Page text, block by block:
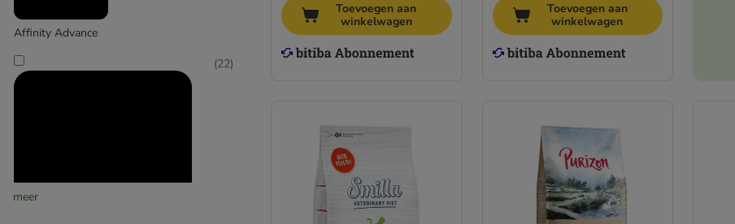
Lucky Lou
Maine Coon / Grote katten
Affinity Advance
(22)
meer
Toevoegen aan
winkelwagen
Toevoegen aan
winkelwagen